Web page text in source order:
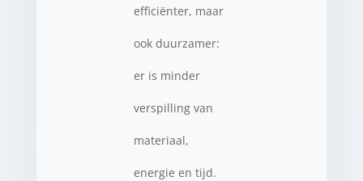
efficiënter, maar
ook duurzamer:
er is minder
verspilling van
materiaal,
energie en tijd.